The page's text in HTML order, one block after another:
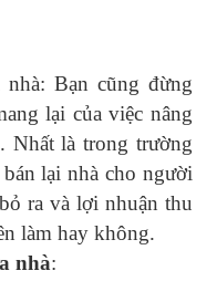
Bạn cũng đừng
lại của việc nâng
. Nhất là trong trường
lại nhà cho người
ra và lợi nhuận thu
làm hay không.
nhà: